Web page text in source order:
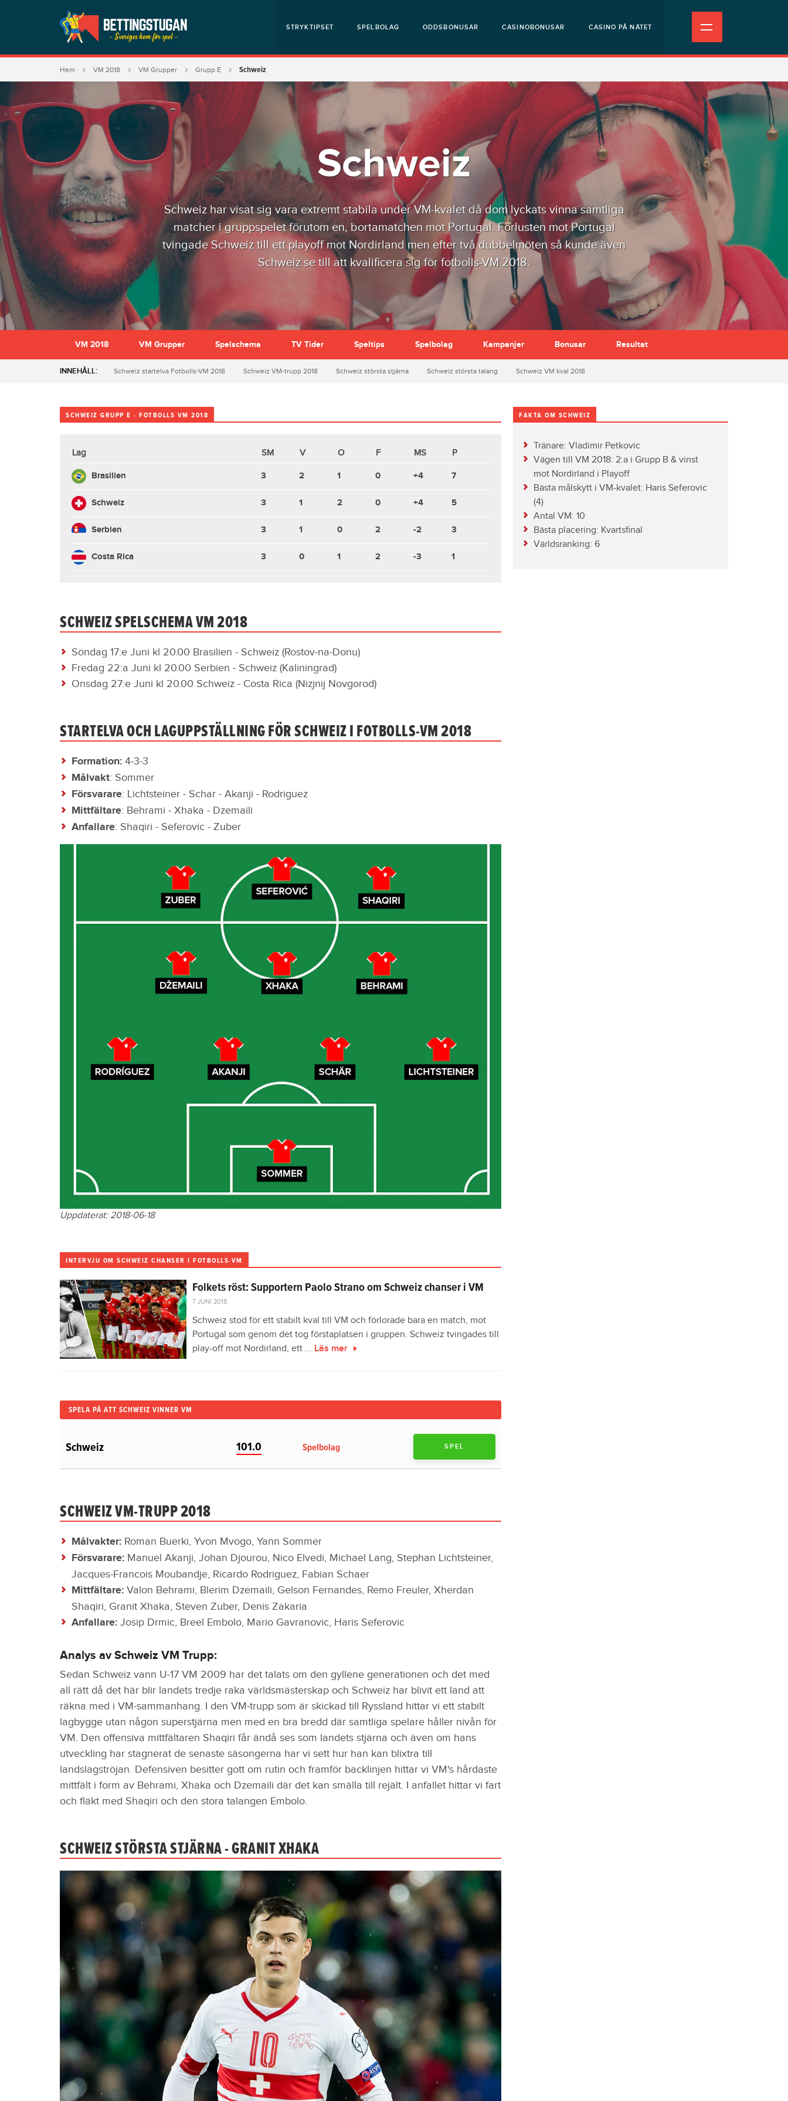
STRYKTIPSET SPELBOLAG ODDSBONUSAR CASINOBONUSAR CASINO PÅ NÄTET
Hem VM 2018 VM Grupper Grupp E Schweiz
Schweiz
Schweiz har visat sig vara extremt stabila under VM-kvalet då dom lyckats vinna samtliga
matcher i gruppspelet förutom en, bortamatchen mot Portugal. Förlusten mot Portugal
tvingade Schweiz till ett playoff mot Nordirland men efter två dubbelmöten så kunde även
Schweiz se till att kvalificera sig för fotbolls-VM 2018.
VM 2018 VM Grupper Spelschema TV Tider Speltips Spelbolag Kampanjer Bonusar Resultat
INNEHÅLL: Schweiz startelva Fotbolls-VM 2018 Schweiz VM-trupp 2018 Schweiz största stjärna Schweiz största talang Schweiz VM kval 2018
SCHWEIZ GRUPP E - FOTBOLLS VM 2018
Lag SM V O F MS P
Brasilien 3 2 1 0 +4 7
Schweiz 3 1 2 0 +4 5
Serbien 3 1 0 2 -2 3
Costa Rica 3 0 1 2 -3 1
SCHWEIZ SPELSCHEMA VM 2018
Söndag 17:e Juni kl 20.00 Brasilien - Schweiz (Rostov-na-Donu)
Fredag 22:a Juni kl 20.00 Serbien - Schweiz (Kaliningrad)
Onsdag 27:e Juni kl 20.00 Schweiz - Costa Rica (Nizjnij Novgorod)
STARTELVA OCH LAGUPPSTÄLLNING FÖR SCHWEIZ I FOTBOLLS-VM 2018
Formation: 4-3-3
Målvakt: Sommer
Försvarare: Lichtsteiner - Schar - Akanji - Rodriguez
Mittfältare: Behrami - Xhaka - Dzemaili
Anfallare: Shaqiri - Seferovic - Zuber
Uppdaterat: 2018-06-18
INTERVJU OM SCHWEIZ CHANSER I FOTBOLLS-VM
Folkets röst: Supportern Paolo Strano om Schweiz chanser i VM
7 JUNI 2018
Schweiz stod för ett stabilt kval till VM och förlorade bara en match, mot
Portugal som genom det tog förstaplatsen i gruppen. Schweiz tvingades till
play-off mot Nordirland, ett ... Läs mer
SPELA PÅ ATT SCHWEIZ VINNER VM
Schweiz 101.0 Spelbolag SPEL
SCHWEIZ VM-TRUPP 2018
Målvakter: Roman Buerki, Yvon Mvogo, Yann Sommer
Försvarare: Manuel Akanji, Johan Djourou, Nico Elvedi, Michael Lang, Stephan Lichtsteiner,
Jacques-Francois Moubandje, Ricardo Rodriguez, Fabian Schaer
Mittfältare: Valon Behrami, Blerim Dzemaili, Gelson Fernandes, Remo Freuler, Xherdan
Shaqiri, Granit Xhaka, Steven Zuber, Denis Zakaria
Anfallare: Josip Drmic, Breel Embolo, Mario Gavranovic, Haris Seferovic
Analys av Schweiz VM Trupp:
Sedan Schweiz vann U-17 VM 2009 har det talats om den gyllene generationen och det med
all rätt då det här blir landets tredje raka världsmästerskap och Schweiz har blivit ett land att
räkna med i VM-sammanhang. I den VM-trupp som är skickad till Ryssland hittar vi ett stabilt
lagbygge utan någon superstjärna men med en bra bredd där samtliga spelare håller nivån för
VM. Den offensiva mittfältaren Shaqiri får ändå ses som landets stjärna och även om hans
utveckling har stagnerat de senaste säsongerna har vi sett hur han kan blixtra till
landslagströjan. Defensiven besitter gott om rutin och framför backlinjen hittar vi VM's hårdaste
mittfält i form av Behrami, Xhaka och Dzemaili där det kan smälla till rejält. I anfallet hittar vi fart
och fläkt med Shaqiri och den stora talangen Embolo.
SCHWEIZ STÖRSTA STJÄRNA - GRANIT XHAKA
FAKTA OM SCHWEIZ
Tränare: Vladimir Petkovic
Vägen till VM 2018: 2:a i Grupp B & vinst
mot Nordirland i Playoff
Bästa målskytt i VM-kvalet: Haris Seferovic
(4)
Antal VM: 10
Bästa placering: Kvartsfinal
Världsranking: 6